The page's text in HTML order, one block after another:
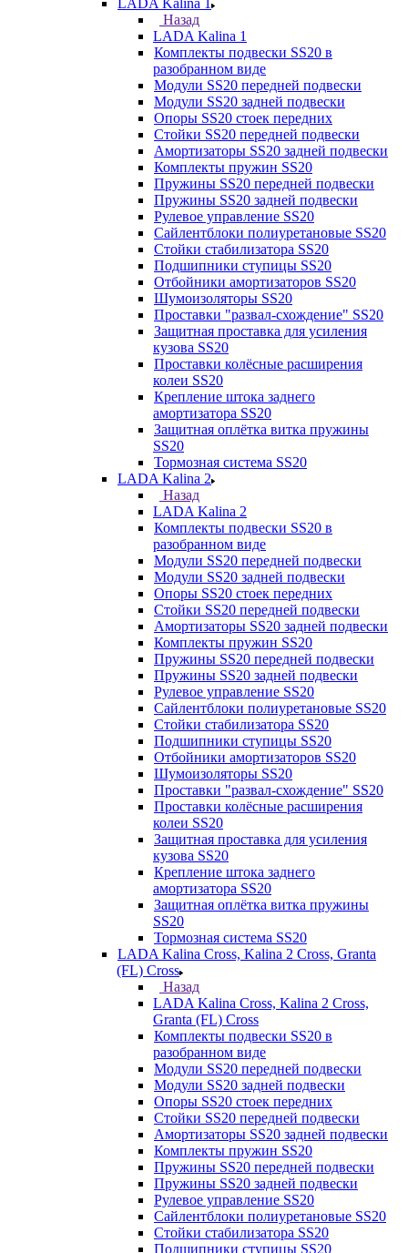
LADA Kalina 1
Назад
LADA Kalina 1
Комплекты подвески SS20 в
разобранном виде
Модули SS20 передней подвески
Модули SS20 задней подвески
Опоры SS20 стоек передних
Стойки SS20 передней подвески
Амортизаторы SS20 задней подвески
Комплекты пружин SS20
Пружины SS20 передней подвески
Пружины SS20 задней подвески
Рулевое управление SS20
Сайлентблоки полиуретановые SS20
Стойки стабилизатора SS20
Подшипники ступицы SS20
Отбойники амортизаторов SS20
Шумоизоляторы SS20
Проставки "развал-схождение" SS20
Защитная проставка для усиления
кузова SS20
Проставки колёсные расширения
колеи SS20
Крепление штока заднего
амортизатора SS20
Защитная оплётка витка пружины
SS20
Тормозная система SS20
LADA Kalina 2
Назад
LADA Kalina 2
Комплекты подвески SS20 в
разобранном виде
Модули SS20 передней подвески
Модули SS20 задней подвески
Опоры SS20 стоек передних
Стойки SS20 передней подвески
Амортизаторы SS20 задней подвески
Комплекты пружин SS20
Пружины SS20 передней подвески
Пружины SS20 задней подвески
Рулевое управление SS20
Сайлентблоки полиуретановые SS20
Стойки стабилизатора SS20
Подшипники ступицы SS20
Отбойники амортизаторов SS20
Шумоизоляторы SS20
Проставки "развал-схождение" SS20
Проставки колёсные расширения
колеи SS20
Защитная проставка для усиления
кузова SS20
Крепление штока заднего
амортизатора SS20
Защитная оплётка витка пружины
SS20
Тормозная система SS20
LADA Kalina Cross, Kalina 2 Cross, Granta
(FL) Cross
Назад
LADA Kalina Cross, Kalina 2 Cross,
Granta (FL) Cross
Комплекты подвески SS20 в
разобранном виде
Модули SS20 передней подвески
Модули SS20 задней подвески
Опоры SS20 стоек передних
Стойки SS20 передней подвески
Амортизаторы SS20 задней подвески
Комплекты пружин SS20
Пружины SS20 передней подвески
Пружины SS20 задней подвески
Рулевое управление SS20
Сайлентблоки полиуретановые SS20
Стойки стабилизатора SS20
Подшипники ступицы SS20